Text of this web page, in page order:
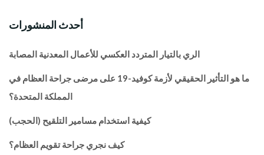
أحدث المنشورات
الري بالتيار المتردد العكسي للأعمال المعدنية المصابة
ما هو التأثير الحقيقي لأزمة كوفيد-19 على مرضى جراحة العظام في
المملكة المتحدة؟
كيفية استخدام مسامير التلقيح (الحجب)
كيف نجري جراحة تقويم العظام؟